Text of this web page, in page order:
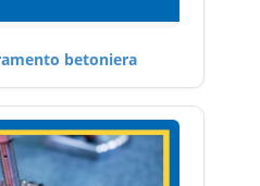
betoniera